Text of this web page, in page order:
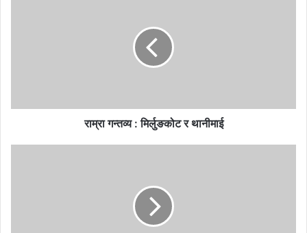
सत्ता मत्त भएर आज अहिले विध्वंशमा देखियो
राजा रङ्क समान हुन् यति भए बाँकी कुरा के रह्यो।।
राम्रा गन्तव्य : मिर्लुङकोट र थानीमाई